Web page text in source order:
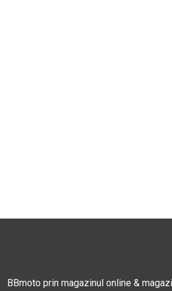
BBmoto prin magazinul online &